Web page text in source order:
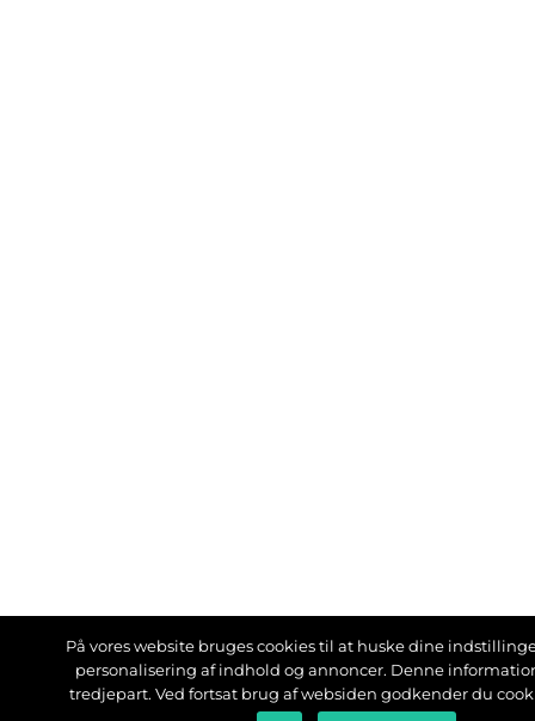
På vores website bruges cookies til at huske dine
personalisering af indhold og annoncer. Denne
tredjepart. Ved fortsat brug af websiden godkender du